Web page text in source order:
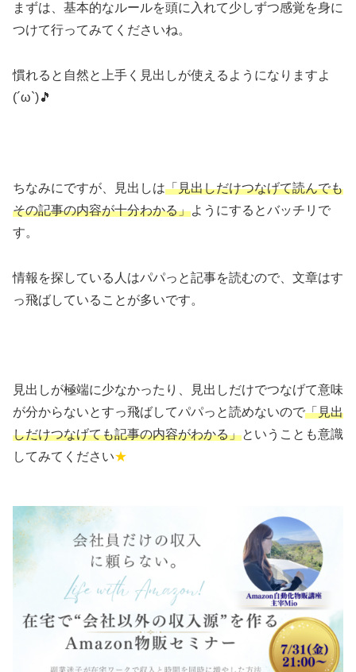
まずは、基本的なルールを頭に入れて少しずつ感覚を身に
つけて行ってみてくださいね。
慣れると自然と上手く見出しが使えるようになりますよ
(´ω`)🎵
ちなみにですが、見出しは「見出しだけつなげて読んでも
その記事の内容が十分わかる」ようにするとバッチリで
す。
情報を探している人はパパっと記事を読むので、文章はす
っ飛ばしていることが多いです。
見出しが極端に少なかったり、見出しだけでつなげて意味
が分からないとすっ飛ばしてパパっと読めないので「見出
しだけつなげても記事の内容がわかる」ということも意識
してみてください★